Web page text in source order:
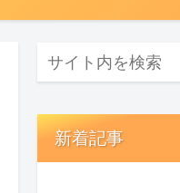
新着記事